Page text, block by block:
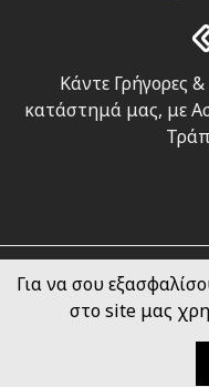
Κάντε Γρήγορες
κατάστημά μας, με
Doukas Drama
/
Για να σου
στο site μας